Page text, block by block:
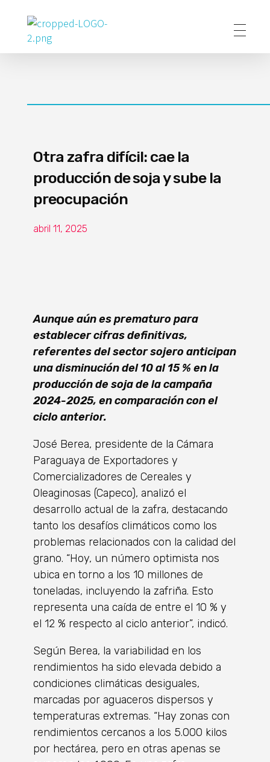
Poder Agropecuario
Otra zafra difícil: cae la
producción de soja y sube la
preocupación
abril 11, 2025
Aunque aún es prematuro para
establecer cifras definitivas,
referentes del sector sojero anticipan
una disminución del 10 al 15 % en la
producción de soja de la campaña
2024-2025, en comparación con el
ciclo anterior.
José Berea, presidente de la Cámara
Paraguaya de Exportadores y
Comercializadores de Cereales y
Oleaginosas (Capeco), analizó el
desarrollo actual de la zafra, destacando
tanto los desafíos climáticos como los
problemas relacionados con la calidad del
grano. “Hoy, un número optimista nos
ubica en torno a los 10 millones de
toneladas, incluyendo la zafriña. Esto
representa una caída de entre el 10 % y
el 12 % respecto al ciclo anterior”, indicó.
Según Berea, la variabilidad en los
rendimientos ha sido elevada debido a
condiciones climáticas desiguales,
marcadas por aguaceros dispersos y
temperaturas extremas. “Hay zonas con
rendimientos cercanos a los 5.000 kilos
por hectárea, pero en otras apenas se